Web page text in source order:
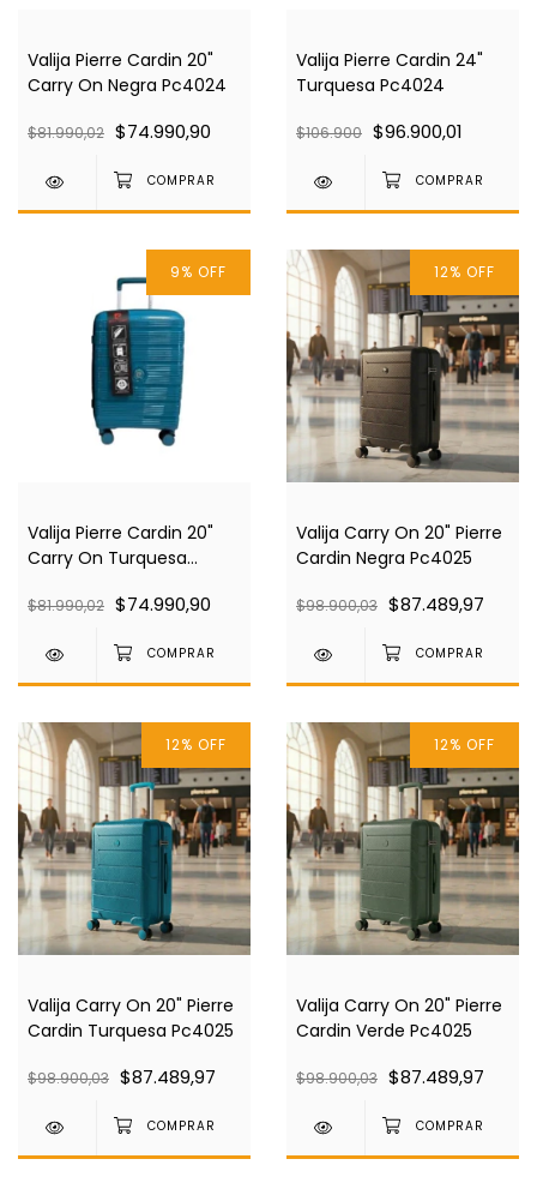
Valija Pierre Cardin 20"
Carry On Negra Pc4024
$81.990,02 $74.990,90
Valija Pierre Cardin 24"
Turquesa Pc4024
$106.900 $96.900,01
9% OFF
Valija Pierre Cardin 20"
Carry On Turquesa
$81.990,02 $74.990,90
12% OFF
Valija Carry On 20" Pierre
Cardin Negra Pc4025
$98.900,03 $87.489,97
12% OFF
Valija Carry On 20" Pierre
Cardin Turquesa Pc4025
$98.900,03 $87.489,97
12% OFF
Valija Carry On 20" Pierre
Cardin Verde Pc4025
$98.900,03 $87.489,97